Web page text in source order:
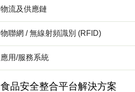
物流及供應鏈
物聯網 / 無線射頻識別 (RFID)
應用/服務系統
食品安全整合平台解決方案